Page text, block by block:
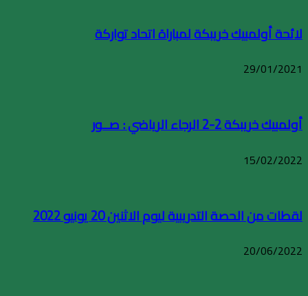
لائحة أولمبيك خريبكة لمباراة اتحاد تواركة
29/01/2021
أولمبيك خريبكة 2-2 الرجاء الرياضي : صــور
15/02/2022
لقطات من الحصة التدريبية ليوم الاثنين 20 يونيو 2022
20/06/2022